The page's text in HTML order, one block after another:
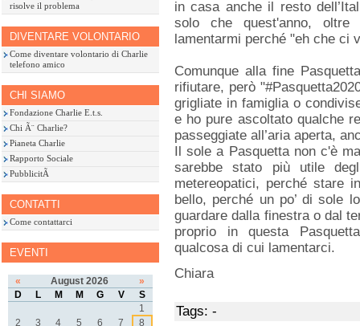
risolve il problema
DIVENTARE VOLONTARIO
Come diventare volontario di Charlie
telefono amico
CHI SIAMO
Fondazione Charlie E.t.s.
Chi Ã¨ Charlie?
Pianeta Charlie
Rapporto Sociale
PubblicitÃ
CONTATTI
Come contattarci
EVENTI
« August 2026
»
D
L M M G V
S
1
2
3 4 5 6 7
8
in casa anche il resto
solo che quest'anno,
lamentarmi perché "eh che ci
Comunque alla fine
rifiutare, però
grigliate in famiglia o
e ho pure ascoltato qualche
passeggiate all’aria aperta,
Il sole a Pasquetta non c'è
sarebbe stato più utile
metereopatici, perché stare
bello, perché un po’ di sole
guardare dalla finestra o dal
proprio in questa
qualcosa di cui lamentarci.
Chiara
Tags: -